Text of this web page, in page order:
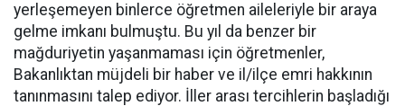
yerleşemeyen binlerce öğretmen aileleriyle bir araya
gelme imkanı bulmuştu. Bu yıl da benzer bir
mağduriyetin yaşanmaması için öğretmenler,
Bakanlıktan müjdeli bir haber ve il/ilçe emri hakkının
tanınmasını talep ediyor. İller arası tercihlerin başladığı